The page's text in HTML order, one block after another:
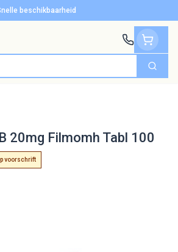
beschikbaarheid
Zoek
20mg Filmomh Tabl 100
voorschrift